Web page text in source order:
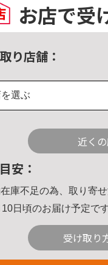
お店で受
り店舗：
選ぶ
近く
安：
庫不足の為、取り寄せ
日頃のお届け予定です
受け取り